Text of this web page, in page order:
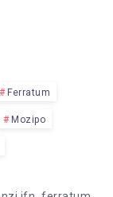
Ferratum
Mozipo